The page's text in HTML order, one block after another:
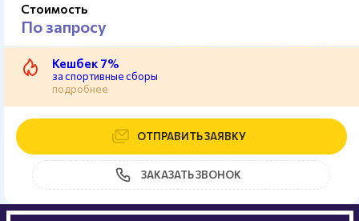
Стоимость
По запросу
Кешбек 7%
за спортивные сборы
подробнее
ОТПРАВИТЬ ЗАЯВКУ
ЗАКАЗАТЬ ЗВОНОК